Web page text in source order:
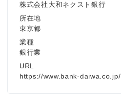
株式会社大和ネクスト銀行
所在地
東京都
業種
銀行業
URL
https://www.bank-daiwa.co.jp/